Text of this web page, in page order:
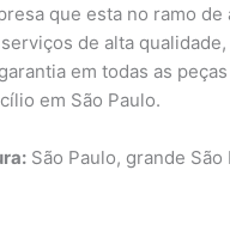
que esta no ramo
de alta
em todas as
em São Paulo.
São Paulo, grande